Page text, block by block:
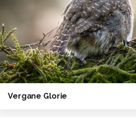
Vergane Glorie